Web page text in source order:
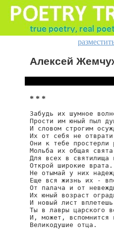
Алексей
* * *
Забудь их шумное
Прости им юный пыл
И словом строгим
Их от себя не
Они к тебе простерли
Мольба их общая
Для всех в святилища
Открой широкие врата.
Не отымай у них
Еще вся жизнь их -
От палача и от
Их юный возраст
И новый лист
Ты в лавры царского
И, может, вспомнится
Великодушие отца.